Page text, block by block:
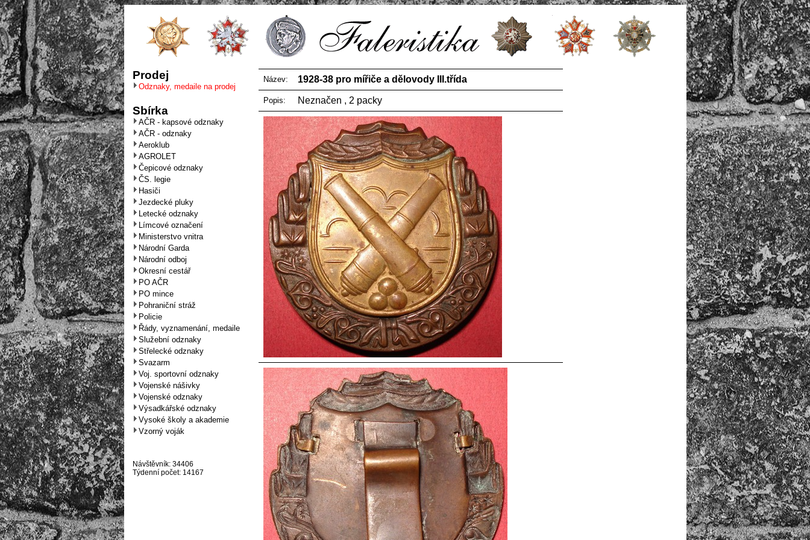
Prodej
Odznaky, medaile na prodej
Sbírka
AČR - kapsové odznaky
AČR - odznaky
Aeroklub
AGROLET
Čepicové odznaky
ČS. legie
Hasiči
Jezdecké pluky
Letecké odznaky
Límcové označení
Ministerstvo vnitra
Národní Garda
Národní odboj
Okresní cestář
PO AČR
PO mince
Pohraniční stráž
Policie
Řády, vyznamenání, medaile
Služební odznaky
Střelecké odznaky
Svazarm
Voj. sportovní odznaky
Vojenské nášivky
Vojenské odznaky
Výsadkářské odznaky
Vysoké školy a akademie
Vzorný voják
Návštěvník: 34406
Týdenní počet: 14167
Název: 1928-38 pro mířiče a dělovody III.třída
Popis: Neznačen , 2 packy